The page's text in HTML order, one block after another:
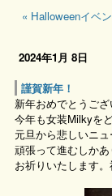
« Halloweenイベ
2024年1月 8日
謹賀新年！
新年おめでとうござ
今年も女装Milkyを
元旦から悲しいニ
頑張って進むしか
お祈りいたします